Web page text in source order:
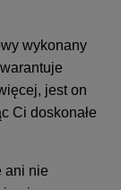
wykonany
jest on
Ci doskonałe
ani nie